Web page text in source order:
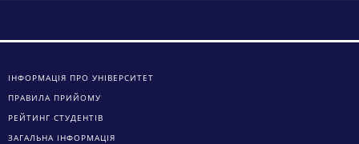
ІНФОРМАЦІЯ ПРО УНІВЕРСИТЕТ
ПРАВИЛА ПРИЙОМУ
РЕЙТИНГ СТУДЕНТІВ
ЗАГАЛЬНА ІНФОРМАЦІЯ